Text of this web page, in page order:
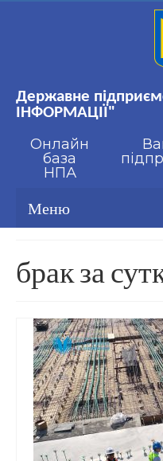
Державне
ІНФОРМАЦІЇ"
Онлайн
база
НПА
Меню
Стандартизація
Онлайн база НПА
Вакансії підприємства
Контакти
брак за